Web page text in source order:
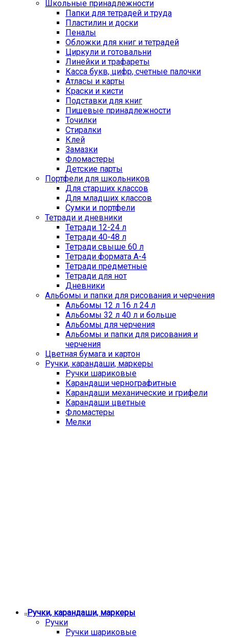
Школьные принадлежности
Папки для тетрадей и труда
Пластилин и доски
Пеналы
Обложки для книг и тетрадей
Циркули и готовальни
Линейки и трафареты
Касса букв, цифр, счетные палочки
Атласы и карты
Краски и кисти
Подставки для книг
Пищевые принадлежности
Точилки
Стиралки
Клей
Замазки
Фломастеры
Детские парты
Портфели для школьников
Для старших классов
Для младших классов
Сумки и портфели
Тетради и дневники
Тетради 12-24 л
Тетради 40-48 л
Тетради свыше 60 л
Тетради формата А-4
Тетради предметные
Тетради для нот
Дневники
Альбомы и папки для рисования и черчения
Альбомы 12 л 16 л 24 л
Альбомы 32 л 40 л и больше
Альбомы для черчения
Альбомы и папки для рисования и
черчения
Цветная бумага и картон
Ручки, карандаши, маркеры
Ручки шариковые
Карандаши чернографитные
Карандаши механические и грифели
Карандаши цветные
Фломастеры
Мелки
Ручки, карандаши, маркеры
Ручки
Ручки шариковые